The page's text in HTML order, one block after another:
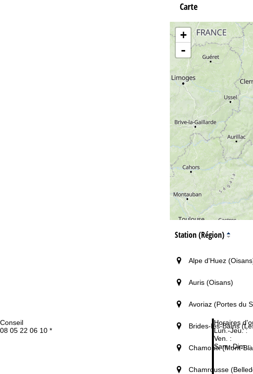
Conseil
08 05 22 06 10 *
Horaires
Lun.-Jeu. :
Ven. :
Sam.-Dim. :
Carte
+
-
Station (Région)
Alpe d'Huez
Auris (Oisans)
Avoriaz (Portes du
Brides-les-Bains
Chamonix (Mont-
Chamrousse